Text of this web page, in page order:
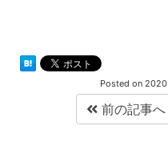
Posted on
前の記事へ